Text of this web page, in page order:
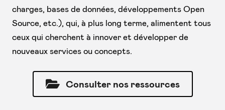
charges, bases de données, développements Open
Source, etc.), qui, à plus long terme, alimentent tous
ceux qui cherchent à innover et développer de
nouveaux services ou concepts.
Consulter nos ressources